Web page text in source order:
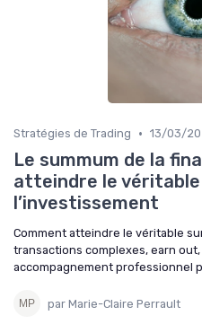
Stratégies de Trading • 13/03/
Le summum de la
atteindre le
l’investissement
Comment atteindre le véritable
transactions complexes, earn
accompagnement professionnel
par Marie-Claire Perrault